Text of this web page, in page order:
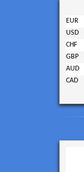
EUR
USD
CHF
GBP
AUD
CAD